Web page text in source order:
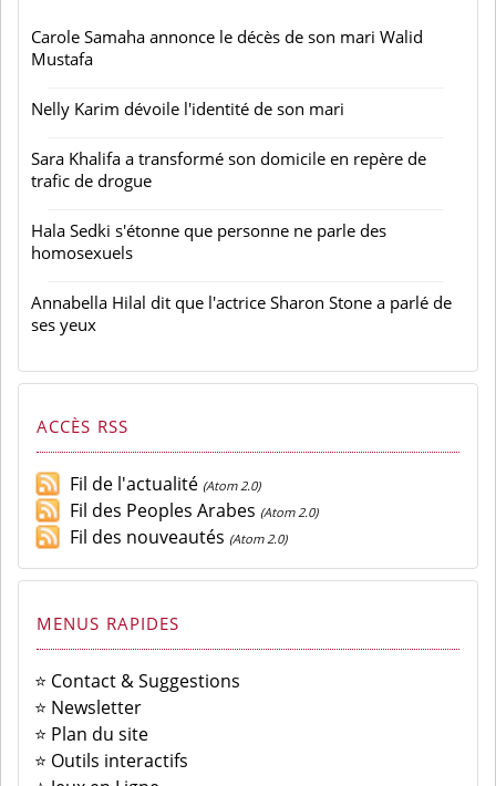
Carole Samaha annonce le décès de son mari Walid
Mustafa
Nelly Karim dévoile l'identité de son mari
Sara Khalifa a transformé son domicile en repère de
trafic de drogue
Hala Sedki s'étonne que personne ne parle des
homosexuels
Annabella Hilal dit que l'actrice Sharon Stone a parlé de
ses yeux
ACCÈS RSS
Fil de l'actualité (Atom 2.0)
Fil des Peoples Arabes (Atom 2.0)
Fil des nouveautés (Atom 2.0)
MENUS RAPIDES
⭐ Contact & Suggestions
⭐ Newsletter
⭐ Plan du site
⭐ Outils interactifs